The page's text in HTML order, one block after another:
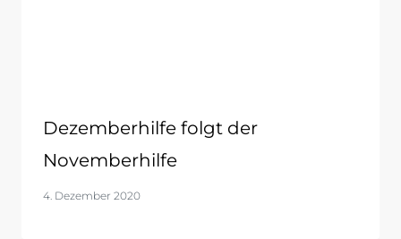
Dezemberhilfe folgt der
Novemberhilfe
4. Dezember 2020